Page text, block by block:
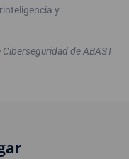
y
de ABAST